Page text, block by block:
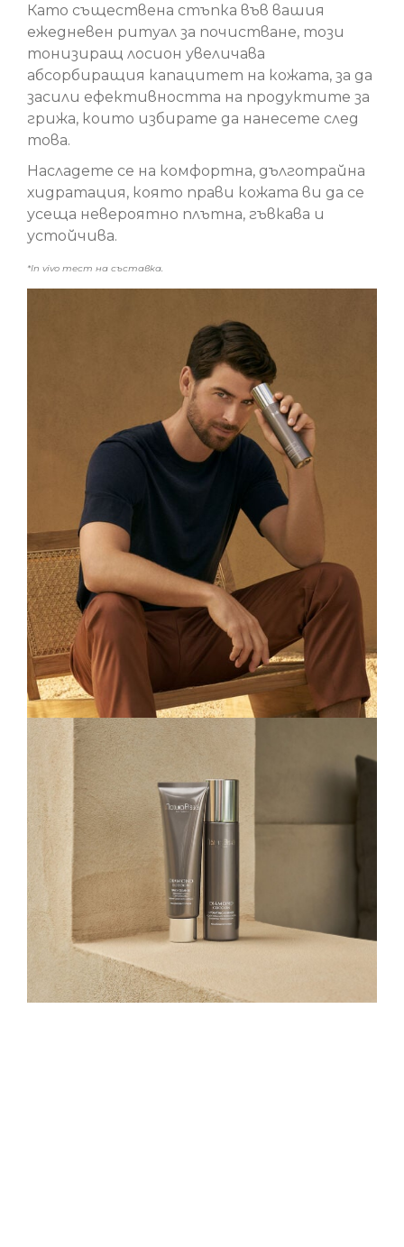
Като съществена стъпка във вашия
ежедневен ритуал за почистване, този
тонизиращ лосион увеличава
абсорбиращия капацитет на кожата, за да
засили ефективността на продуктите за
грижа, които избирате да нанесете след
това.
Насладете се на комфортна, дълготрайна
хидратация, която прави кожата ви да се
усеща невероятно плътна, гъвкава и
устойчива.
*In vivo тест на съставка.